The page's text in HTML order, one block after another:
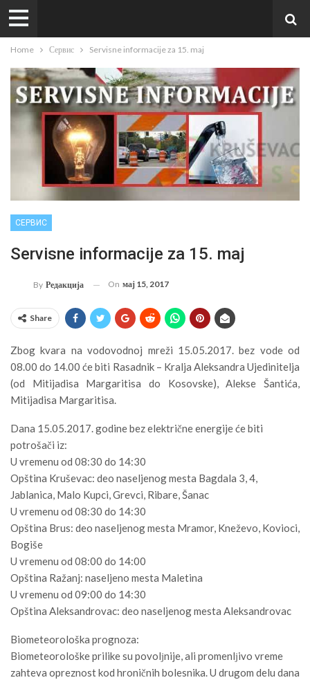
Home Сервис Servisne informacije za 15. maj
СЕРВИС
Servisne informacije za 15. maj
By Редакција On мај 15, 2017
Share
Zbog kvara na vodovodnoj mreži 15.05.2017. bez vode od
08.00 do 14.00 će biti Rasadnik – Kralja Aleksandra Ujedinitelja
(od Mitijadisa Margaritisa do Kosovske), Alekse Šantića,
Mitijadisa Margaritisa.
Dana 15.05.2017. godine bez električne energije će biti
potrošači iz:
U vremenu od 08:30 do 14:30
Opština Kruševac: deo naseljenog mesta Bagdala 3, 4,
Jablanica, Malo Kupci, Grevci, Ribare, Šanac
U vremenu od 08:30 do 14:30
Opština Brus: deo naseljenog mesta Mramor, Kneževo, Kovioci,
Bogiše
U vremenu od 08:00 do 14:00
Opština Ražanj: naseljeno mesta Maletina
U vremenu od 09:00 do 14:30
Opština Aleksandrovac: deo naseljenog mesta Aleksandrovac
Biometeorološka prognoza:
Biometeorološke prilike su povolјnije, ali promenlјivo vreme
zahteva opreznost kod hroničnih bolesnika. U drugom delu dana